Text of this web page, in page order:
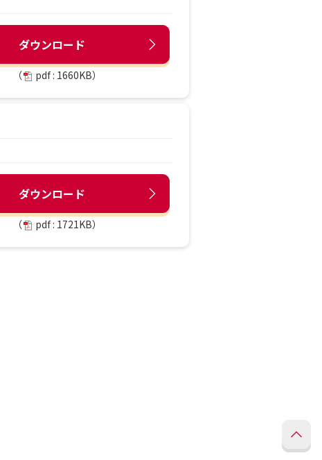
ダウンロード
（ pdf : 1660KB）
ダウンロード
（ pdf : 1721KB）